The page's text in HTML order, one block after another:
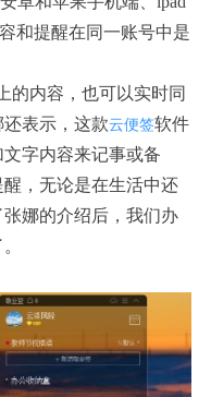
和提醒在同一账号中是
的内容，也可以实时同
表示，这款云便签软件
字内容来记事或备
，无论是在生活中还
娜的介绍后，我们办